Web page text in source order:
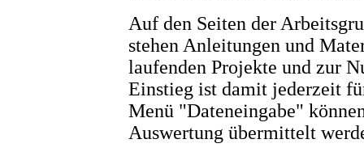
Auf den Seiten der
stehen Anleitungen und
laufenden Projekte und zur
Einstieg ist damit jederzeit
Menü "Dateneingabe"
Auswertung übermittelt